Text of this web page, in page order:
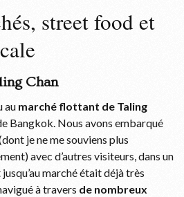
street food et
Chan
au marché flottant de Taling
Bangkok. Nous avons embarqué
je ne me souviens plus
avec d’autres visiteurs, dans un
marché était déjà très
à travers de nombreux